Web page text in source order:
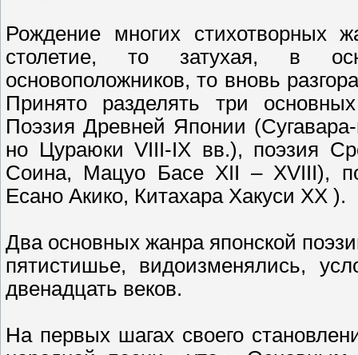
Рождение многих стихотворных
столетие, то затухая, в
основоположников, то вновь
Принято разделять три
Поэзия Древней Японии
но Цураюки VIII-IX вв.), поэзия
Соина, Мацуо Басе XII – XVIII),
Есано Акико, Китахара Хакуси XX ).
Два основных жанра японской
пятистишье, видоизменялись,
двенадцать веков.
На первых шагах своего